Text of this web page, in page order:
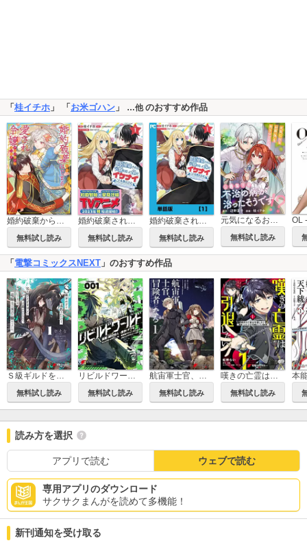
「 桂イチホ 」 「 お米ゴハン 」 …他のおすすめ作品
婚約破棄からはじまる愛され令嬢 アンソロジーコミック
無料試し読み
婚約破棄された令嬢を拾った俺が、イケナイことを教え込む～美味しいものを食べさせておしゃれをさせて、世界一幸せな少女にプロデュース！～（コミック）
無料試し読み
婚約破棄された令嬢を拾った俺が、イケナイことを教え込む～美味しいものを食べさせておしゃれをさせて、世界一幸せな少女にプロデュース！～（コミック）【単話版】
無料試し読み
元気になるお薬（偽）を売りつけたら、公爵閣下の不治の病が治ったそうです！？
無料試し読み
OL
「 電撃コミックスNEXT 」のおすすめ作品
Ｓ級ギルドを追放されたけど、実は俺だけドラゴンの言葉がわかるので、気付いたときには竜騎士の頂点を極めてました。
無料試し読み
リビルドワールド
無料試し読み
航宙軍士官、冒険者になる
無料試し読み
嘆きの亡霊は引退したい ～最弱ハンターによる最強パーティ育成術～
無料試し読み
読み方を選択
アプリで読む ウェブで読む
専用アプリのダウンロード
サクサクまんがを読めて多機能！
新刊通知を受け取る